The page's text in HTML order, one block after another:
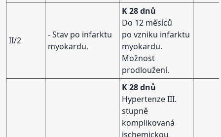
II/2
- Stav po infarktu
myokardu.
K 28 dnů
Do 12 měsíců
po vzniku infarktu
myokardu.
Možnost
prodloužení.
K 28 dnů
Hypertenze III.
stupně
komplikovaná
ischemickou